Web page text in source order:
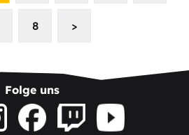
8 >
Folge uns